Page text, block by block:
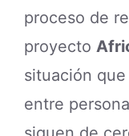
proceso de
proyecto
situación
entre